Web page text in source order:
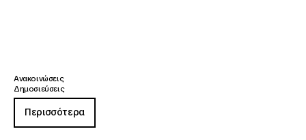
Ανακοινώσεις
Δημοσιεύσεις
Περισσότερα